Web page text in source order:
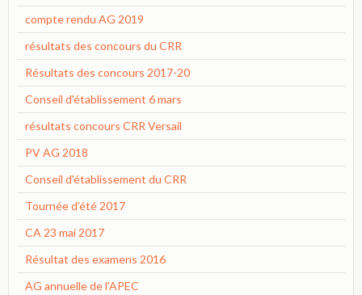
compte rendu AG 2019
résultats des concours du CRR
Résultats des concours 2017-20
Conseil d'établissement 6 mars
résultats concours CRR Versail
PV AG 2018
Conseil d'établissement du CRR
Tournée d'été 2017
CA 23 mai 2017
Résultat des examens 2016
AG annuelle de l'APEC